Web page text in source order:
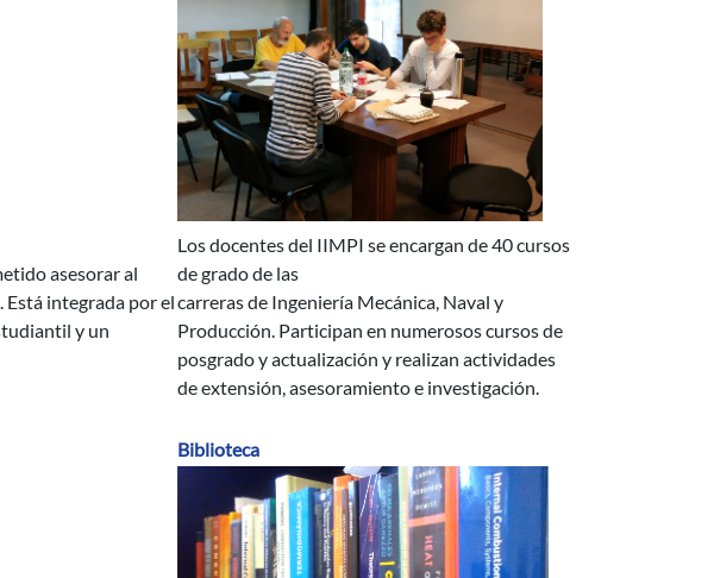
asesorar al
integrada por el
y un
Los docentes del IIMPI se encargan de 40 cursos
de grado de las
carreras de Ingeniería Mecánica, Naval y
Producción. Participan en numerosos cursos de
posgrado y actualización y realizan actividades
de extensión, asesoramiento e investigación.
Biblioteca